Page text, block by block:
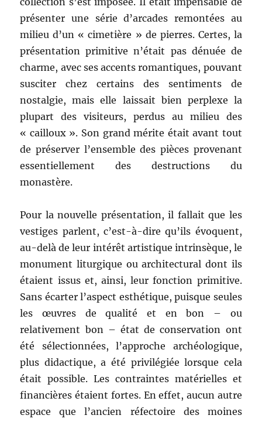
présenter une série d’arcades remontées au
milieu d’un « cimetière » de pierres. Certes, la
présentation primitive n’était pas dénuée de
charme, avec ses accents romantiques, pouvant
susciter chez certains des sentiments de
nostalgie, mais elle laissait bien perplexe la
plupart des visiteurs, perdus au milieu des
« cailloux ». Son grand mérite était avant tout
de préserver l’ensemble des pièces provenant
essentiellement des destructions du
monastère.
Pour la nouvelle présentation, il fallait que les
vestiges parlent, c’est-à-dire qu’ils évoquent,
au-delà de leur intérêt artistique intrinsèque, le
monument liturgique ou architectural dont ils
étaient issus et, ainsi, leur fonction primitive.
Sans écarter l’aspect esthétique, puisque seules
les œuvres de qualité et en bon – ou
relativement bon – état de conservation ont
été sélectionnées, l’approche archéologique,
plus didactique, a été privilégiée lorsque cela
était possible. Les contraintes matérielles et
financières étaient fortes. En effet, aucun autre
espace que l’ancien réfectoire des moines